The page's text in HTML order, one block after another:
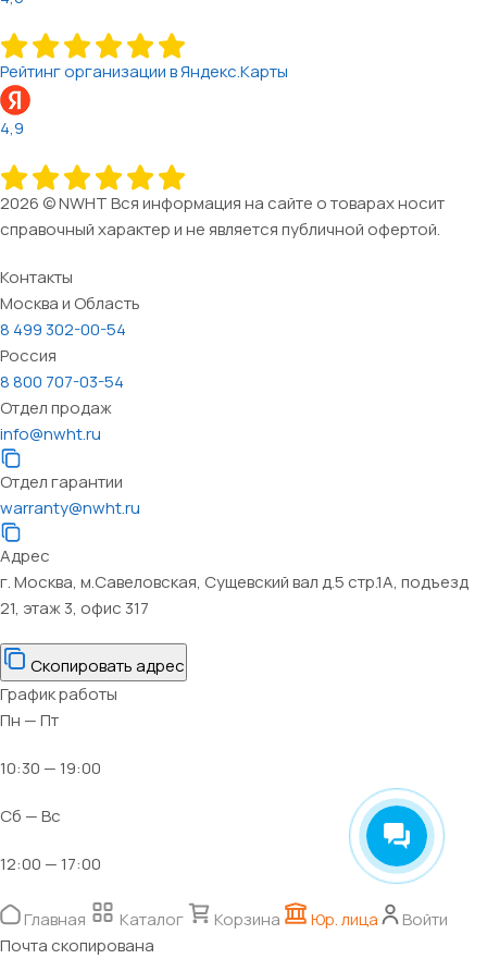
Рейтинг организации в Яндекс.Карты
4,9
2026 © NWHT Вся информация на сайте о товарах носит
справочный характер и не является публичной офертой.
Контакты
Москва и Область
8 499 302-00-54
Россия
8 800 707-03-54
Отдел продаж
info@nwht.ru
Отдел гарантии
warranty@nwht.ru
Адрес
г. Москва, м.Савеловская, Сущевский вал д.5 стр.1А, подъезд
21, этаж 3, офис 317
Скопировать адрес
График работы
Пн — Пт
10:30 — 19:00
Сб — Вс
12:00 — 17:00
Главная Каталог Корзина Юр. лица
Войти
Почта скопирована